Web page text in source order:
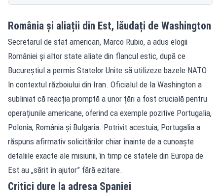
România și aliații din Est, lăudați de Washington
Secretarul de stat american, Marco Rubio, a adus elogii
României și altor state aliate din flancul estic, după ce
Bucureștiul a permis Statelor Unite să utilizeze bazele NATO
în contextul războiului din Iran. Oficialul de la Washington a
subliniat că reacția promptă a unor țări a fost crucială pentru
operațiunile americane, oferind ca exemple pozitive Portugalia,
Polonia, România și Bulgaria. Potrivit acestuia, Portugalia a
răspuns afirmativ solicitărilor chiar înainte de a cunoaște
detaliile exacte ale misiunii, în timp ce statele din Europa de
Est au „sărit în ajutor” fără ezitare.
Critici dure la adresa Spaniei